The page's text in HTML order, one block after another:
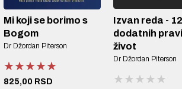
Mi koji se borimo s
Bogom
Dr Džordan Piterson
★★★★★
★★★★★
★★★★★
825,00 RSD
Izvan reda - 12
dodatnih
život
Dr Džordan Piterson
★★★★★
★★★★★
★★★★★